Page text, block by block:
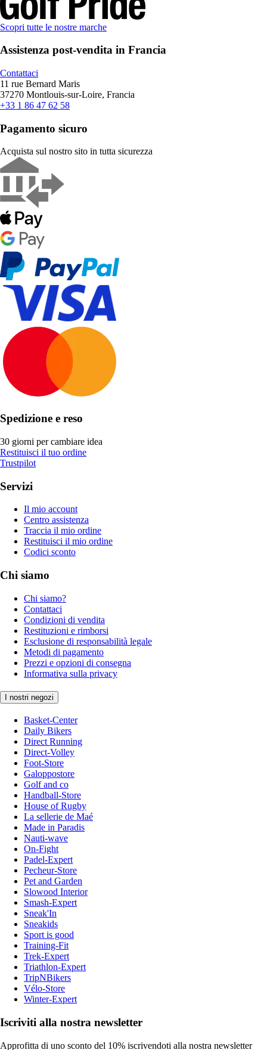
Scopri tutte le nostre marche
Assistenza post-vendita in Francia
Contattaci
11 rue Bernard Maris
37270 Montlouis-sur-Loire, Francia
+33 1 86 47 62 58
Pagamento sicuro
Acquista sul nostro sito in tutta sicurezza
Spedizione e reso
30 giorni per cambiare idea
Restituisci il tuo ordine
Trustpilot
Servizi
Il mio account
Centro assistenza
Traccia il mio ordine
Restituisci il mio ordine
Codici sconto
Chi siamo
Chi siamo?
Contattaci
Condizioni di vendita
Restituzioni e rimborsi
Esclusione di responsabilità legale
Metodi di pagamento
Prezzi e opzioni di consegna
Informativa sulla privacy
I nostri negozi
Basket-Center
Daily Bikers
Direct Running
Direct-Volley
Foot-Store
Galoppostore
Golf and co
Handball-Store
House of Rugby
La sellerie de Maé
Made in Paradis
Nauti-wave
On-Fight
Padel-Expert
Pecheur-Store
Pet and Garden
Slowood Interior
Smash-Expert
Sneak'In
Sneakids
Sport is good
Training-Fit
Trek-Expert
Triathlon-Expert
TripNBikers
Vélo-Store
Winter-Expert
Iscriviti alla nostra newsletter
Approfitta di uno sconto del 10% iscrivendoti alla nostra newsletter